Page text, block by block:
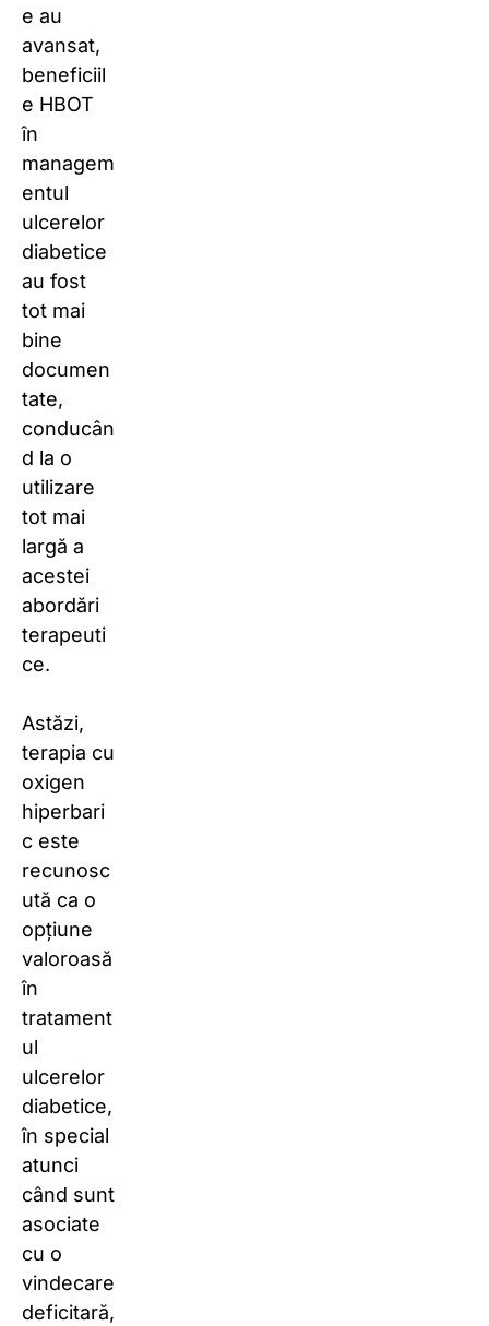
e au
avansat,
beneficiil
e HBOT
în
managem
entul
ulcerelor
diabetice
au fost
tot mai
bine
documen
tate,
conducân
d la o
utilizare
tot mai
largă a
acestei
abordări
terapeuti
ce.
Astăzi,
terapia cu
oxigen
hiperbari
c este
recunosc
ută ca o
opțiune
valoroasă
în
tratament
ul
ulcerelor
diabetice,
în special
atunci
când sunt
asociate
cu o
vindecare
deficitară,